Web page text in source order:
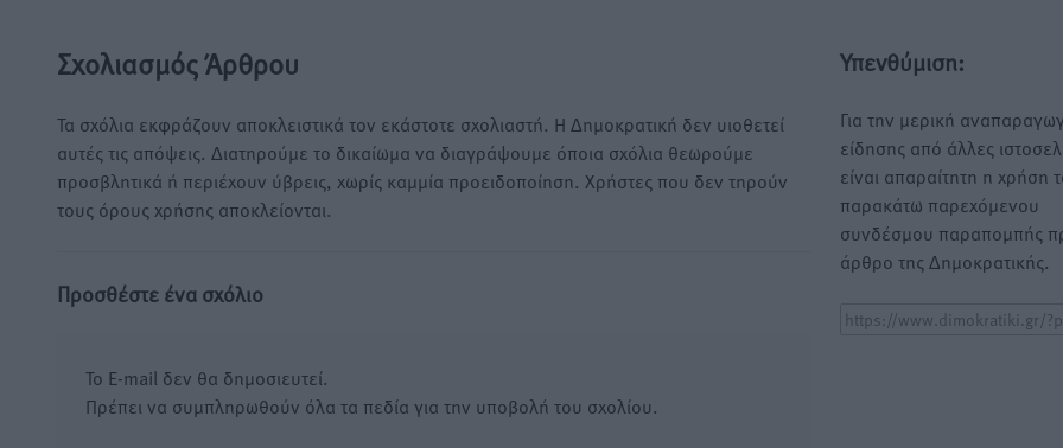
Σχολιασμός Άρθρου
Τα σχόλια εκφράζουν αποκλειστικά τον εκάστοτε σχολιαστή. Η Δημοκρατική δεν υιοθετεί
αυτές τις απόψεις. Διατηρούμε το δικαίωμα να διαγράψουμε όποια σχόλια θεωρούμε
προσβλητικά ή περιέχουν ύβρεις, χωρίς καμμία προειδοποίηση. Χρήστες που δεν τηρούν
τους όρους χρήσης αποκλείονται.
Προσθέστε ένα σχόλιο
Το E-mail δεν θα δημοσιευτεί.
Πρέπει να συμπληρωθούν όλα τα πεδία για την υποβολή του σχολίου.
Υπενθύμιση:
Για την μερική
είδησης από άλλες
είναι απαραίτητη η χρήση
παρακάτω παρεχόμενου
συνδέσμου παραπομπής
άρθρο της Δημοκρατικής.